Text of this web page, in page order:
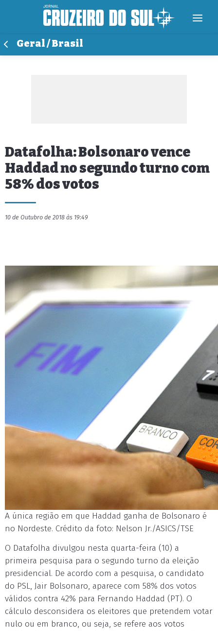
Geral / Brasil
Datafolha: Bolsonaro vence
Haddad no segundo turno com
58% dos votos
10 de Outubro de 2018 às 19:49
A única região em que Haddad ganha de Bolsonaro é
no Nordeste. Crédito da foto: Nelson Jr./ASICS/TSE
O Datafolha divulgou nesta quarta-feira (10) a
primeira pesquisa para o segundo turno da eleição
presidencial. De acordo com a pesquisa, o candidato
do PSL, Jair Bolsonaro, aparece com 58% dos votos
válidos contra 42% para Fernando Haddad (PT). O
cálculo desconsidera os eleitores que pretendem votar
nulo ou em branco, ou seja, se refere aos votos